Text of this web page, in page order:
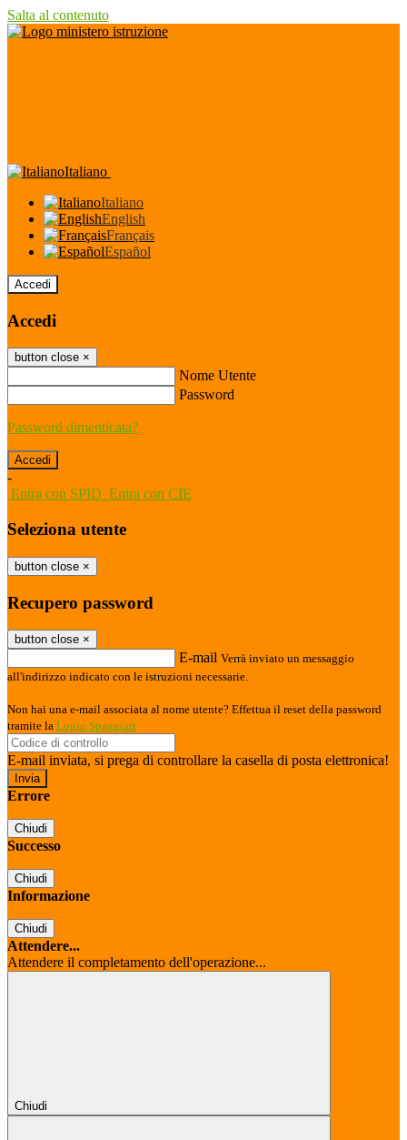
Salta al contenuto
Italiano
Italiano
English
Français
Español
Accedi
Accedi
button close ×
Nome Utente
Password
Password dimenticata?
-
Entra con SPID Entra con CIE
Seleziona utente
button close ×
Recupero password
button close ×
E-mail Verrà inviato un messaggio
all'indirizzo indicato con le istruzioni necessarie.
Non hai una e-mail associata al nome utente? Effettua il reset della password
tramite la Login Spaggiari
E-mail inviata, si prega di controllare la casella di posta elettronica!
Errore
Chiudi
Successo
Chiudi
Informazione
Chiudi
Attendere...
Attendere il completamento dell'operazione...
Chiudi